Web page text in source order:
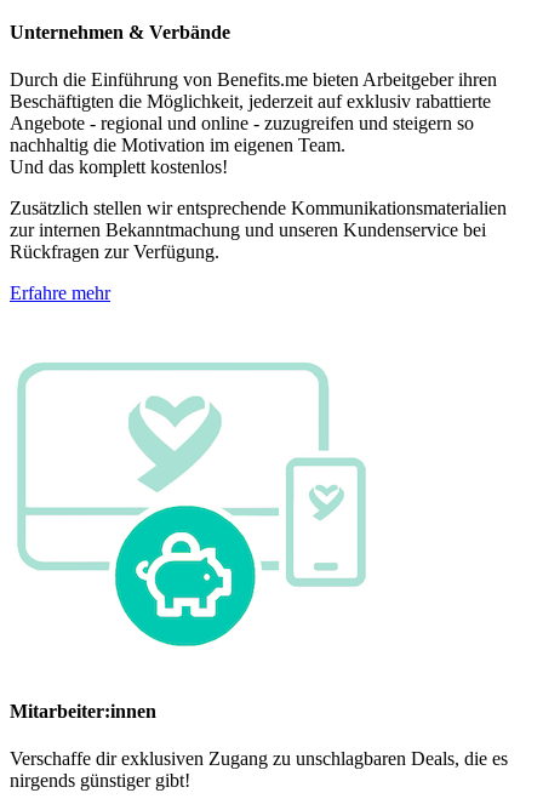
Unternehmen & Verbände
Durch die Einführung von Benefits.me bieten Arbeitgeber ihren
Beschäftigten die Möglichkeit, jederzeit auf exklusiv rabattierte
Angebote - regional und online - zuzugreifen und steigern so
nachhaltig die Motivation im eigenen Team.
Und das komplett kostenlos!
Zusätzlich stellen wir entsprechende Kommunikationsmaterialien
zur internen Bekanntmachung und unseren Kundenservice bei
Rückfragen zur Verfügung.
Erfahre mehr
Mitarbeiter:innen
Verschaffe dir exklusiven Zugang zu unschlagbaren Deals, die es
nirgends günstiger gibt!